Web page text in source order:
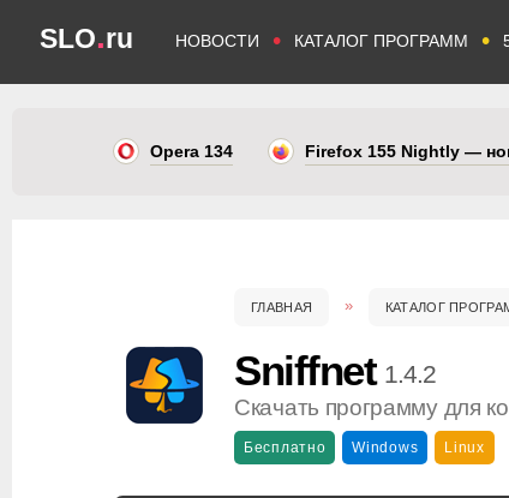
SLO.ru НОВОСТИ • КАТАЛОГ ПРОГРАММ •
Opera 134 Firefox 155 Nightly —
ГЛАВНАЯ КАТАЛОГ
Sniffnet 1.4.2
Скачать программу для
Бесплатно Windows Linux